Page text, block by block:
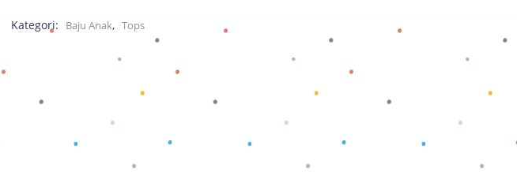
Kategori: Baju Anak, Tops